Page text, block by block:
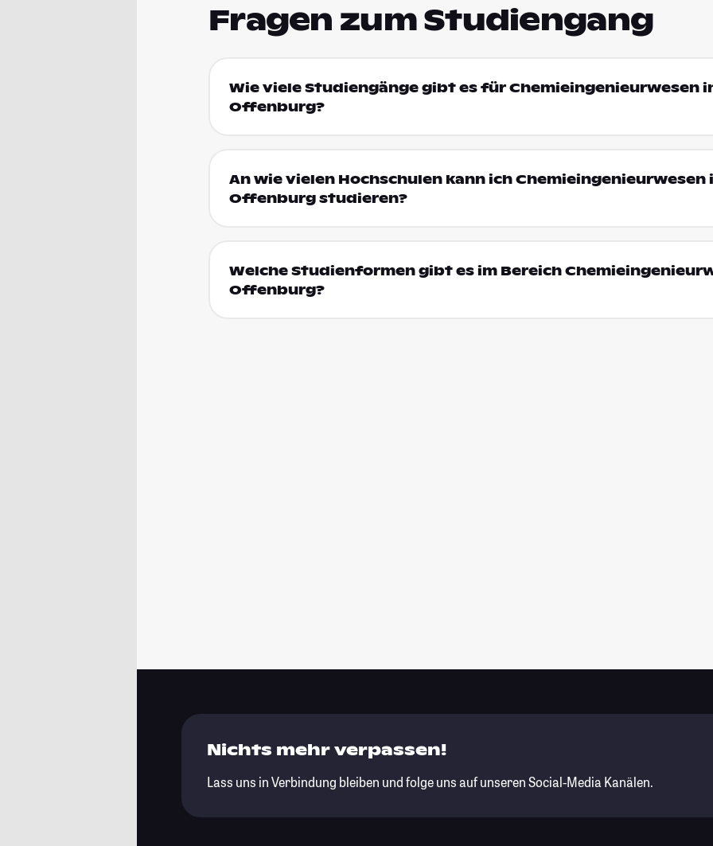
Fragen zum Studiengang
Wie viele Studiengänge gibt es für Chemieingenieurwesen
Offenburg?
An wie vielen Hochschulen kann ich Chemieingenieurwesen
Offenburg studieren?
Welche Studienformen gibt es im Bereich
Offenburg?
Nichts mehr verpassen!
Lass uns in Verbindung bleiben und folge uns auf unseren Social-Media Kanälen.